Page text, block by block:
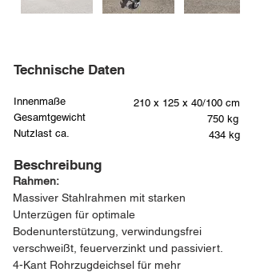
Technische Daten
Innenmaße
Gesamtgewicht
Nutzlast ca.
210 x 125 x 40/100 cm
750 kg
434 kg
Beschreibung
Rahmen:
Massiver Stahlrahmen mit starken
Unterzügen für optimale
Bodenunterstützung, verwindungsfrei
verschweißt, feuerverzinkt und passiviert.
4-Kant Rohrzugdeichsel für mehr